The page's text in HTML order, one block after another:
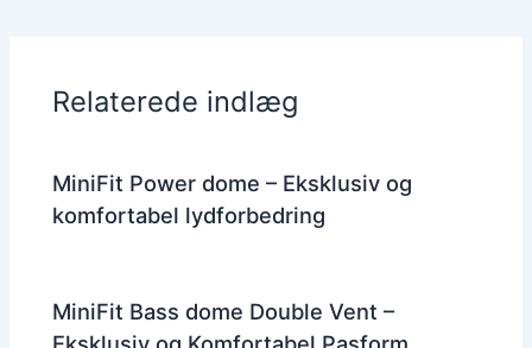
Relaterede indlæg
MiniFit Power dome – Eksklusiv og
komfortabel lydforbedring
MiniFit Bass dome Double Vent –